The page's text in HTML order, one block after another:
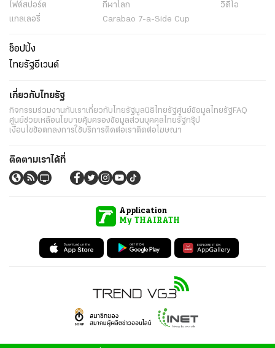
ไฟต์สปอร์ต
กีฬาโลก
วิดีโอ
แกลเลอรี่
Carabao 7-a-Side Cup
ช็อปปิ้ง
ไทยรัฐอีเวนต์
เกี่ยวกับไทยรัฐ
กิจกรรมร่วมงานกับเราเกี่ยวกับไทยรัฐมูลนิธิไทยรัฐศูนย์ข้อมูลไทยรัฐFAQ
ศูนย์ช่วยเหลือนโยบายคุ้มครองข้อมูลส่วนบุคคลไทยรัฐกรุ๊ป
เงื่อนไขข้อตกลงการใช้บริการติดต่อเราติดต่อโฆษณา
ติดตามเราได้ที่
Application
My THAIRATH